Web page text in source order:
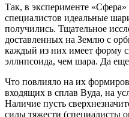
Так, в эксперименте
специалистов идеальные
получились. Тщательное
доставленных на Землю с
каждый из них имеет форму
эллипсоида, чем шара. Да
Что повлияло на их
входящих в сплав Вуда, на
Наличие пусть
силы тяжести (специалисты